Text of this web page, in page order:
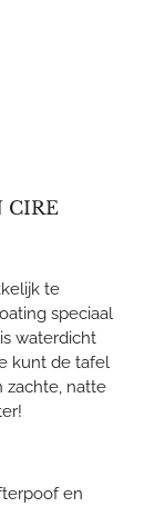
CIRE
te
speciaal
waterdicht
kunt de tafel
zachte, natte
en